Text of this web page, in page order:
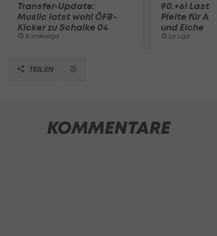
Transfer-Update:
Muslic lotst wohl ÖFB-
Kicker zu Schalke 04
Bundesliga
90.+6!
Pleite für
und Elche
La Liga
TEILEN
KOMMENTARE